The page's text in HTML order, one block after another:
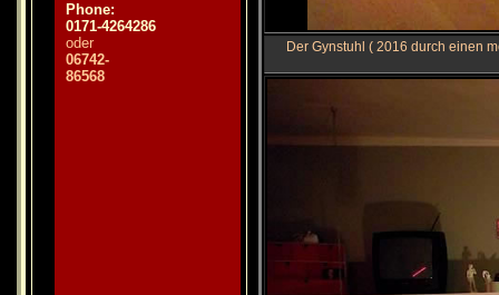
Phone:
0171-4264286
oder
06742-
86568
Der Gynstuhl ( 2016 durch einen